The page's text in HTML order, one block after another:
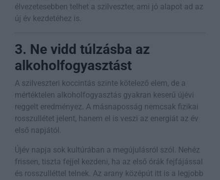
élvezetesebben telhet a szilveszter, ami jó alapot ad az
új év kezdetéhez is.
3. Ne vidd túlzásba az
alkoholfogyasztást
A szilveszteri koccintás szinte kötelező elem, de a
mértéktelen alkoholfogyasztás gyakran keserű újévi
reggelt eredményez. A másnaposság nemcsak fizikai
rosszullétet jelent, hanem el is veszi az energiát az év
első napjától.
Újév napja sok kultúrában a megújulásról szól. Nehéz
frissen, tiszta fejjel kezdeni, ha az első órák fejfájással
és rosszulléttel telnek. Az arany középút itt is a legjobb